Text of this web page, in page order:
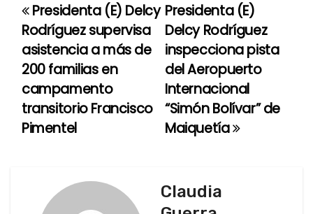
N
a
v
e
g
Presidenta (E)
Delcy Rodríguez
inspecciona pista
del Aeropuerto
Internacional
“Simón Bolívar” de
Maiquetía
Presidenta (E) Delcy
Rodríguez supervisa
asistencia a más de
200 familias en
campamento
transitorio Francisco
Pimentel
Claudia